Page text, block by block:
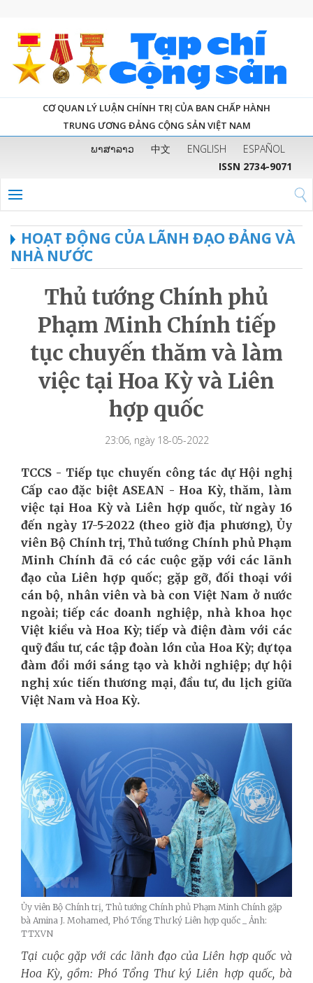
CƠ QUAN LÝ LUẬN CHÍNH TRỊ CỦA BAN CHẤP HÀNH
TRUNG ƯƠNG ĐẢNG CỘNG SẢN VIỆT NAM
ພາສາລາວ 中文 ENGLISH
ESPAÑOL
ISSN 2734-9071
HOẠT ĐỘNG CỦA LÃNH ĐẠO ĐẢNG VÀ
NHÀ NƯỚC
Thủ tướng Chính phủ
Phạm Minh Chính tiếp
tục chuyến thăm và làm
việc tại Hoa Kỳ và Liên
hợp quốc
23:06, ngày 18-05-2022
TCCS - Tiếp tục chuyến công tác dự Hội nghị
Cấp cao đặc biệt ASEAN - Hoa Kỳ, thăm, làm
việc tại Hoa Kỳ và Liên hợp quốc, từ ngày 16
đến ngày 17-5-2022 (theo giờ địa phương), Ủy
viên Bộ Chính trị, Thủ tướng Chính phủ Phạm
Minh Chính đã có các cuộc gặp với các lãnh
đạo của Liên hợp quốc; gặp gỡ, đối thoại với
cán bộ, nhân viên và bà con Việt Nam ở nước
ngoài; tiếp các doanh nghiệp, nhà khoa học
Việt kiều và Hoa Kỳ; tiếp và điện đàm với các
quỹ đầu tư, các tập đoàn lớn của Hoa Kỳ; dự tọa
đàm đổi mới sáng tạo và khởi nghiệp; dự hội
nghị xúc tiến thương mại, đầu tư, du lịch giữa
Việt Nam và Hoa Kỳ.
Ủy viên Bộ Chính trị, Thủ tướng Chính phủ Phạm Minh Chính gặp
bà Amina J. Mohamed, Phó Tổng Thư ký Liên hợp quốc _ Ảnh:
TTXVN
Tại cuộc gặp với các lãnh đạo của Liên hợp quốc và
Hoa Kỳ, gồm: Phó Tổng Thư ký Liên hợp quốc, bà